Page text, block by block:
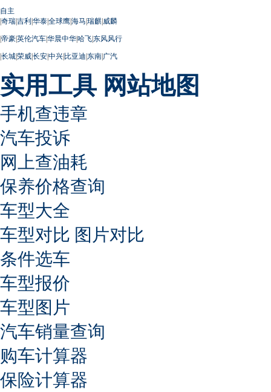
自主
|奇瑞|吉利|华泰|全球鹰|海马|瑞麒|威麟
|帝豪|英伦汽车|华晨中华|哈飞|东风风行
|长城|荣威|长安|中兴|比亚迪|东南|广汽
实用工具 网站地图
手机查违章
汽车投诉
网上查油耗
保养价格查询
车型大全
车型对比 图片对比
条件选车
车型报价
车型图片
汽车销量查询
购车计算器
保险计算器